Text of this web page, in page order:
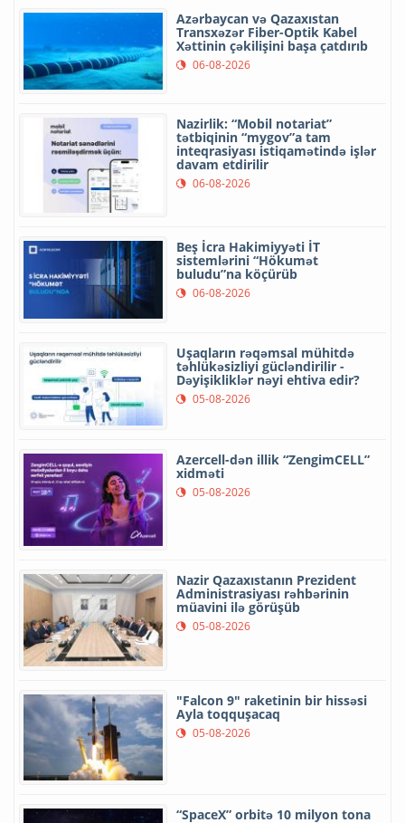
Azərbaycan və Qazaxıstan
Transxəzər Fiber-Optik Kabel
Xəttinin çəkilişini başa çatdırıb
06-08-2026
Nazirlik: “Mobil notariat”
tətbiqinin “mygov”a tam
inteqrasiyası istiqamətində işlər
davam etdirilir
06-08-2026
Beş İcra Hakimiyyəti İT
sistemlərini “Hökumət
buludu”na köçürüb
06-08-2026
Uşaqların rəqəmsal mühitdə
təhlükəsizliyi gücləndirilir -
Dəyişikliklər nəyi ehtiva edir?
05-08-2026
Azercell-dən illik “ZengimCELL”
xidməti
05-08-2026
Nazir Qazaxıstanın Prezident
Administrasiyası rəhbərinin
müavini ilə görüşüb
05-08-2026
"Falcon 9" raketinin bir hissəsi
Ayla toqquşacaq
05-08-2026
“SpaceX” orbitə 10 milyon tona